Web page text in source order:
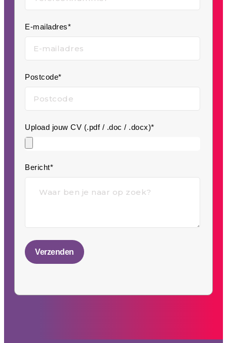
E-mailadres*
Postcode*
Upload jouw CV (.pdf / .doc / .docx)*
Bericht*
Verzenden